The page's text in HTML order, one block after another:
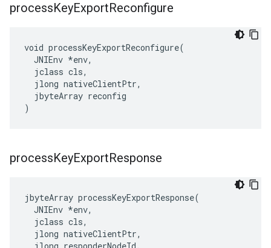
processKeyExportReconfigure
void processKeyExportReconfigure(
  JNIEnv *env,
  jclass cls,
  jlong nativeClientPtr,
  jbyteArray reconfig
)
processKeyExportResponse
jbyteArray processKeyExportResponse(
JNIEnv *env,
jclass cls,
jlong nativeClientPtr,